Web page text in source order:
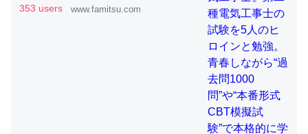
コオロギのカルシウム分はエビの600分の1程度。
─ニュース :: 【研究発表】昆虫学の大問題＝「昆虫はなぜ海にいな
論文では「淡水はカルシウムも酸素も不足してて両方に不
ら“過去問1000問”や“本番形式CBT
353 users www.famitsu.com